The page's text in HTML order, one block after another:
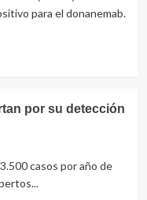
para el donanemab.
por su detección
casos por año de